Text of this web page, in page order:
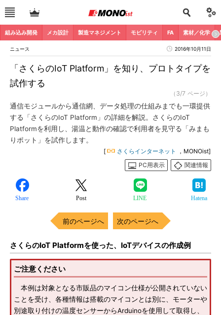
組み込み開発 メカ設計 製造マネジメント モビリティ FA 素材／化学
ニュース 2016年10月11日
「さくらのIoT Platform」を知り、プロトタイプを
試作する
（3/7 ページ）
通信モジュールから通信網、データ処理の仕組みまでも一環提供
する「さくらのIoT Platform」の詳細を解説。さくらのIoT
Platformを利用し、湯温と動作の確認で利用者を見守る「みまも
りポット」を試作します。
[ さくらインターネット
，MONOist]
PC用表示
関連情報
Share Post LINE Hatena
前のページへ 次のページへ
さくらのIoT Platformを使った、IoTデバイスの作成例
ご注意ください
本例は対象となる市販品のマイコン仕様が公開されていない
ことを受け、各種情報は搭載のマイコンとは別に、モーターや
別途取り付けの温度センサーからArduinoを使用して取得し、